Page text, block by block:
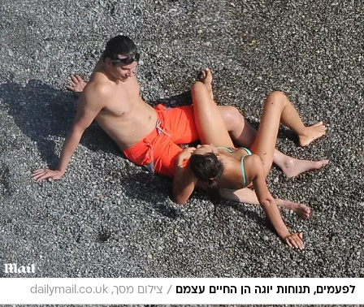
לפעמים, תנוחות יוגה הן החיים עצמם / צילום מסך, dailymail.co.uk